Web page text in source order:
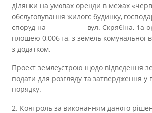
ділянки на умовах оренди в межах
обслуговування жилого будинку,
споруд на вул. Скрябіна, 1а
площею 0,006 га, з земель комунальної
з додатком.
Проект землеустрою щодо відведення
подати для розгляду та затвердження у
порядку.
2. Контроль за виконанням даного